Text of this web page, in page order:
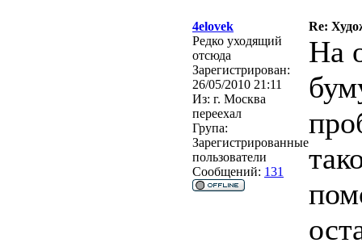
4elovek
Re:
Редко уходящий
отсюда
Зарегистрирован:
26/05/2010 21:11
Из: г. Москва
переехал
Група:
Зарегистрированные
пользователи
Сообщений: 131
На